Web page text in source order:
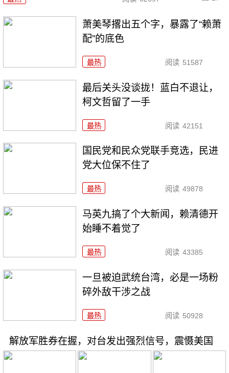
萧美琴撂出五个字，暴露了“赖萧
配”的底色
最热 阅读 51587
最后关头没谈拢！蓝白不退让，
柯文哲留了一手
最热 阅读 42151
国民党和民众党联手竞选，民进
党大位保不住了
最热 阅读 49878
马英九搞了个大新闻，赖清德开
始睡不着觉了
最热 阅读 43385
一旦被迫武统台湾，必是一场粉
碎外敌干涉之战
最热 阅读 50928
解放军胜券在握，对台发出强烈信号，震慑美国